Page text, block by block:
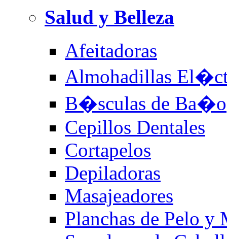
Salud y Belleza
Afeitadoras
Almohadillas
B�sculas de Ba�o
Cepillos Dentales
Cortapelos
Depiladoras
Masajeadores
Planchas de Pelo y